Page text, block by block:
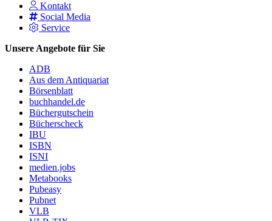
Kontakt
Social Media
Service
Unsere Angebote für Sie
ADB
Aus dem Antiquariat
Börsenblatt
buchhandel.de
Büchergutschein
Bücherscheck
IBU
ISBN
ISNI
medien.jobs
Metabooks
Pubeasy
Pubnet
VLB